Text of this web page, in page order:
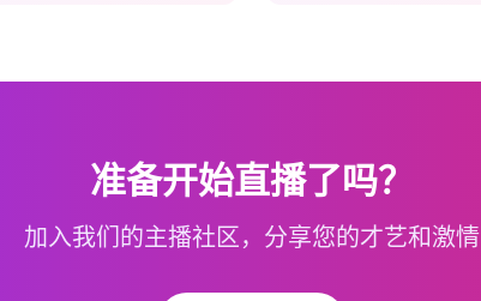
准备开始直播了吗？
加入我们的主播社区，分享您的才艺和激情